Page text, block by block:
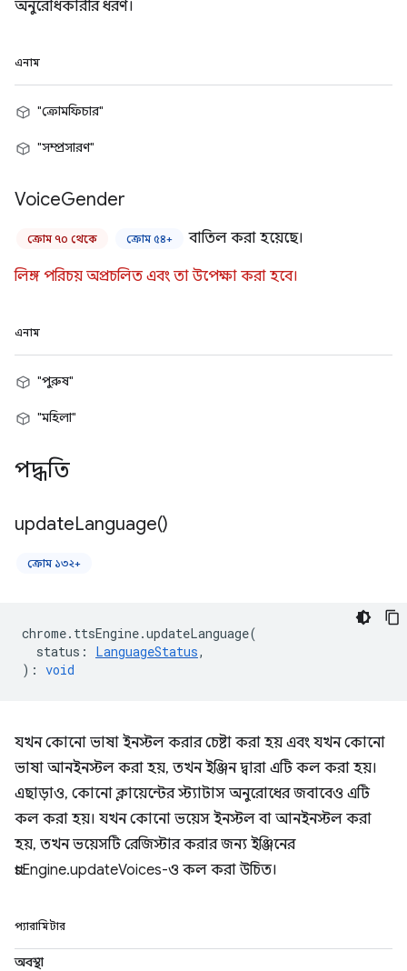
অনুরোধকারীর ধরণ।
এনাম
"ক্রোমফিচার"
"সম্প্রসারণ"
VoiceGender
ক্রোম ৭০ থেকে ক্রোম ৫৪+ বাতিল করা হয়েছে।
লিঙ্গ পরিচয় অপ্রচলিত এবং তা উপেক্ষা করা হবে।
এনাম
"পুরুষ"
"মহিলা"
পদ্ধতি
updateLanguage()
ক্রোম ১৩২+
chrome. ttsEngine.updateLanguage(
status : LanguageStatus,
) : void
যখন কোনো ভাষা ইনস্টল করার চেষ্টা করা হয় এবং যখন কোনো
ভাষা আনইনস্টল করা হয়, তখন ইঞ্জিন দ্বারা এটি কল করা হয়।
এছাড়াও, কোনো ক্লায়েন্টের স্ট্যাটাস অনুরোধের জবাবেও এটি
কল করা হয়। যখন কোনো ভয়েস ইনস্টল বা আনইনস্টল করা
হয়, তখন ভয়েসটি রেজিস্টার করার জন্য ইঞ্জিনের
ttsEngine.updateVoices-ও কল করা উচিত।
প্যারামিটার
অবস্থা